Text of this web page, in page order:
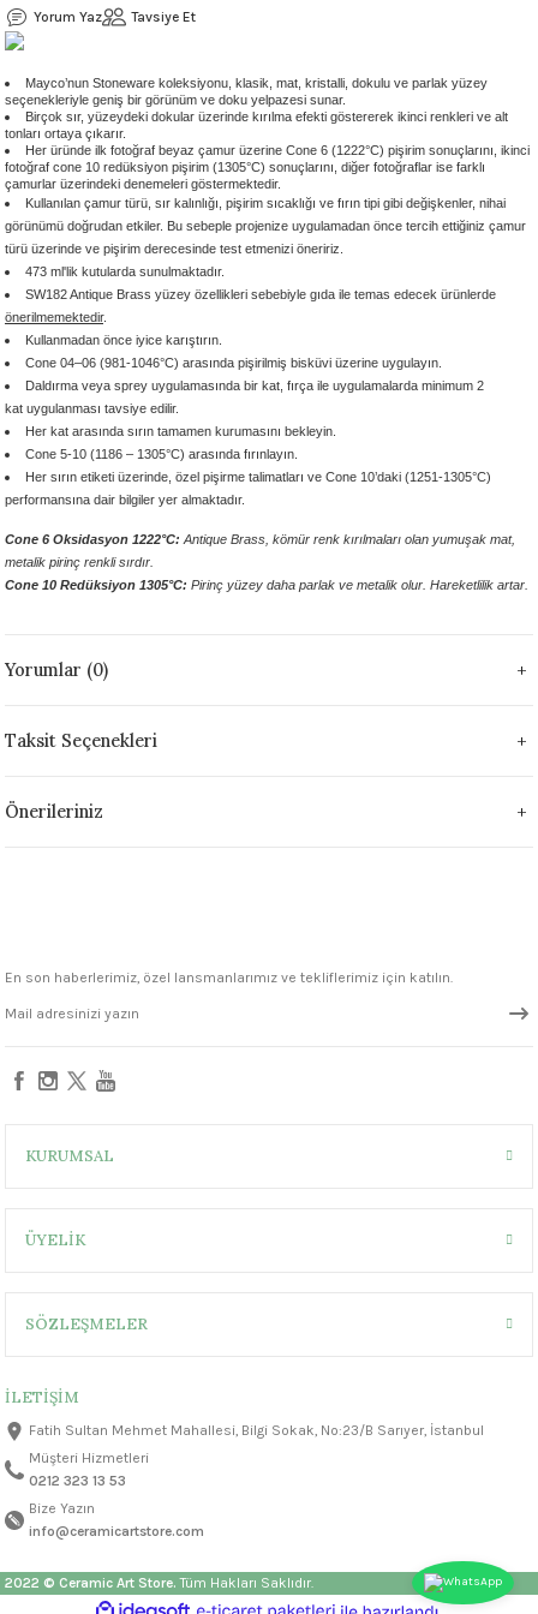
1305 °C
°C
- 1222 °C
- 1046 °C
1046 °C
- 1046 °C
°C
°C
°C
1305 °C
Yorum Yaz Tavsiye Et
Mayco’nun Stoneware koleksiyonu, klasik, mat, kristalli, dokulu ve parlak yüzey
seçenekleriyle geniş bir görünüm ve doku yelpazesi sunar.
Birçok sır, yüzeydeki dokular üzerinde kırılma efekti göstererek ikinci renkleri ve alt
tonları ortaya çıkarır.
Her üründe ilk fotoğraf beyaz çamur üzerine Cone 6 (1222°C) pişirim sonuçlarını, ikinci
fotoğraf cone 10 redüksiyon pişirim (1305°C) sonuçlarını, diğer fotoğraflar ise farklı
çamurlar üzerindeki denemeleri göstermektedir.
Kullanılan çamur türü, sır kalınlığı, pişirim sıcaklığı ve fırın tipi gibi değişkenler, nihai
görünümü doğrudan etkiler. Bu sebeple projenize uygulamadan önce tercih ettiğiniz çamur
türü üzerinde ve pişirim derecesinde test etmenizi öneririz.
473 ml'lik kutularda sunulmaktadır.
SW182 Antique Brass yüzey özellikleri sebebiyle gıda ile temas edecek ürünlerde
önerilmemektedir.
Kullanmadan önce iyice karıştırın.
Cone 04–06 (981-1046°C) arasında pişirilmiş bisküvi üzerine uygulayın.
Daldırma veya sprey uygulamasında bir kat, fırça ile uygulamalarda minimum 2
kat uygulanması tavsiye edilir.
Her kat arasında sırın tamamen kurumasını bekleyin.
Cone 5-10 (1186 – 1305°C) arasında fırınlayın.
Her sırın etiketi üzerinde, özel pişirme talimatları ve Cone 10’daki (1251-1305°C)
performansına dair bilgiler yer almaktadır.
Cone 6 Oksidasyon 1222°C: Antique Brass, kömür renk kırılmaları olan yumuşak mat,
metalik pirinç renkli sırdır.
Cone 10 Redüksiyon 1305°C: Pirinç yüzey daha parlak ve metalik olur. Hareketlilik artar.
Yorumlar (0)
Taksit Seçenekleri
Önerileriniz
En son haberlerimiz, özel lansmanlarımız ve tekliflerimiz için katılın.
KURUMSAL
ÜYELİK
SÖZLEŞMELER
İLETİŞİM
Fatih Sultan Mehmet Mahallesi, Bilgi Sokak, No:23/B Sarıyer, İstanbul
Müşteri Hizmetleri
0212 323 13 53
Bize Yazın
info@ceramicartstore.com
2022 © Ceramic Art Store. Tüm Hakları Saklıdır.
ideasoft